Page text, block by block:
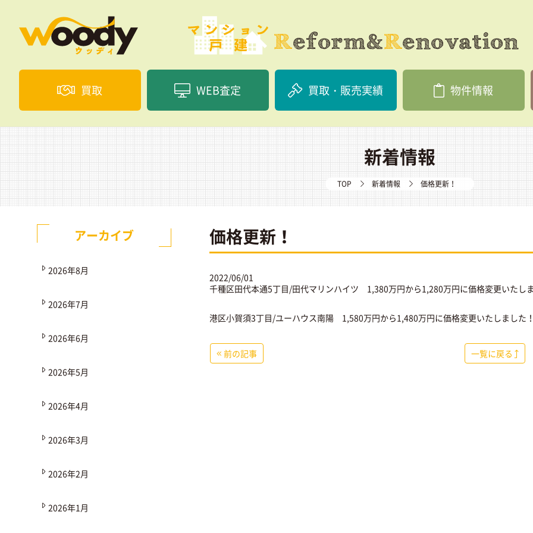
買取 WEB査定 買取・販売実績 物件情報
新着情報
TOP 新着情報 価格更新！
価格更新！
2022/06/01
千種区田代本通5丁目/田代マリンハイツ 1,380万円から1,280万円に価格変更いたし
港区小賀須3丁目/ユーハウス南陽 1,580万円から1,480万円に価格変更いたしました！
前の記事 一覧に戻る
アーカイブ
2026年8月
2026年7月
2026年6月
2026年5月
2026年4月
2026年3月
2026年2月
2026年1月